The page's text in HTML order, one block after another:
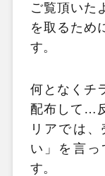
ご覧頂いた
を取るため
す。
何となくチ
配布して…
リアでは
い」を言
す。